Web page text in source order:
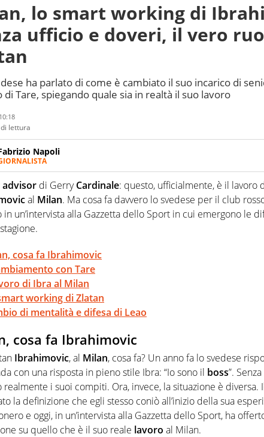
lo smart working di
ufficio e doveri, il vero
ha parlato di come è cambiato il suo incarico di
di Tare, spiegando quale sia in realtà il suo lavoro
lettura
Napoli
professionista, per Virgilio Sport segue anche il calcio
che esalta competenze e passioni. Cura la
più grande festival di waterpolo per bambini al mondo
advisor di GerryCardinale: questo, ufficialmente, è il lavoro
al Milan. Ma cosa fa davvero lo svedese per il club
in un’intervista alla Gazzetta dello Sport in cui emergono le
cosa fa Ibrahimovic
con Tare
di Ibra al Milan
working di Zlatan
di mentalità e difesa di Leao
cosa fa Ibrahimovic
Ibrahimovic, al Milan, cosa fa? Un anno fa lo svedese
con una risposta in pieno stile Ibra: “Io sono il boss”.
realmente i suoi compiti. Ora, invece, la situazione è diversa.
la definizione che egli stesso coniò all’inizio della sua
e oggi, in un’intervista alla Gazzetta dello Sport, ha
su quello che è il suo reale lavoro al Milan.